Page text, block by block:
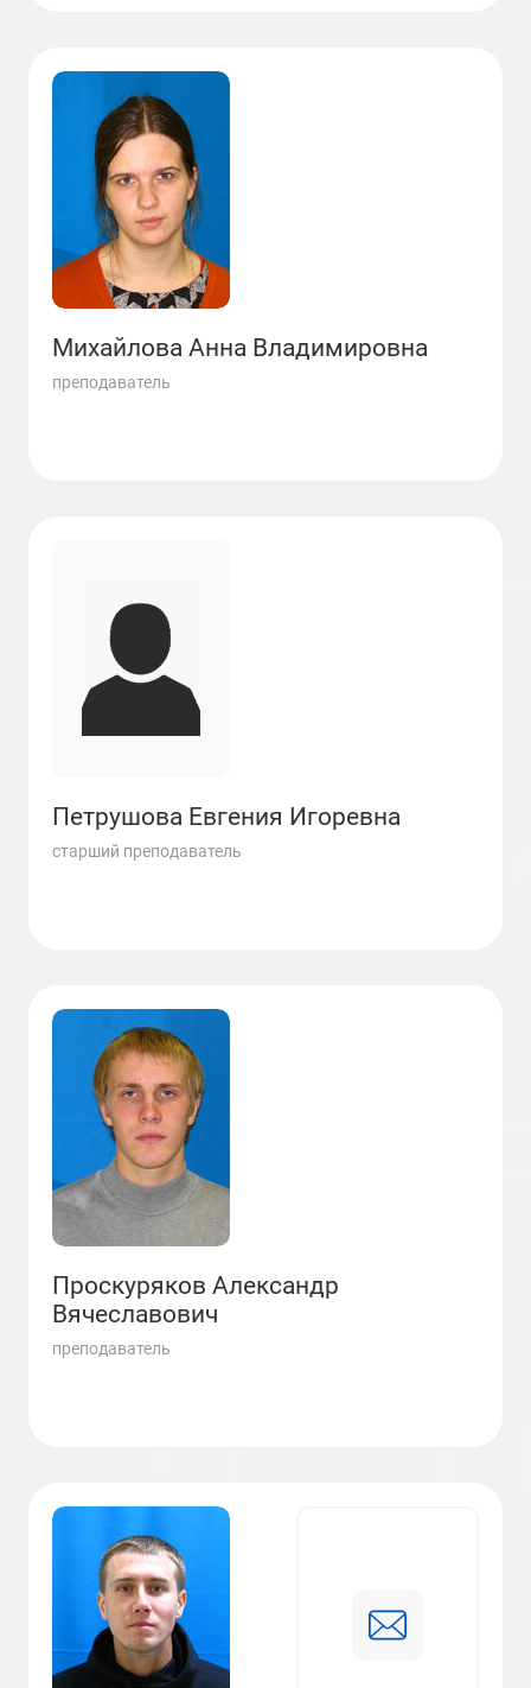
Михайлова Анна Владимировна
преподаватель
Петрушова Евгения Игоревна
старший преподаватель
Проскуряков Александр
Вячеславович
преподаватель